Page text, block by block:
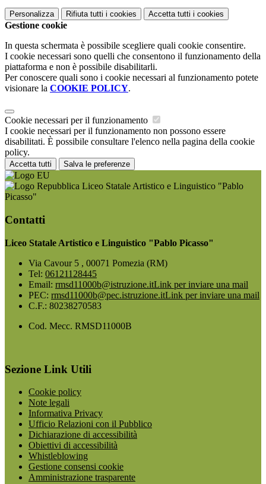
Personalizza Rifiuta tutti i cookies Accetta tutti i cookies
Gestione cookie
In questa schermata è possibile scegliere quali cookie consentire.
I cookie necessari sono quelli che consentono il funzionamento della
piattaforma e non è possibile disabilitarli.
Per conoscere quali sono i cookie necessari al funzionamento potete
visionare la COOKIE POLICY.
Cookie necessari per il funzionamento
I cookie necessari per il funzionamento non possono essere
disabilitati. È possibile consultare l'elenco nella pagina della cookie
policy.
Accetta tutti Salva le preferenze
Liceo Statale Artistico e Linguistico "Pablo
Picasso"
Contatti
Liceo Statale Artistico e Linguistico "Pablo Picasso"
Via Cavour 5 , 00071 Pomezia (RM)
Tel: 06121128445
Email: rmsd11000b@istruzione.itLink per inviare una mail
PEC: rmsd11000b@pec.istruzione.itLink per inviare una mail
C.F.: 80238270583
Cod. Mecc. RMSD11000B
Sezione Link Utili
Cookie policy
Note legali
Informativa Privacy
Ufficio Relazioni con il Pubblico
Dichiarazione di accessibilità
Obiettivi di accessibilità
Whistleblowing
Gestione consensi cookie
Amministrazione trasparente